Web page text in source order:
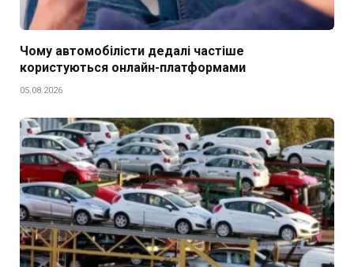
Чому автомобілісти дедалі частіше
користуються онлайн-платформами
05.08.2026